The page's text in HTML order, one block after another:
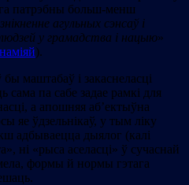
патрэбны больш-менш
знікненне агульных сэнсаў і
у грамадства і нацыю»
).
маштабаў і закаснеласці
сама па сабе задае рамкі для
а апошняя аб’ектыўна
яе ўдзельнікаў, у тым ліку
адбываецца дыялог (калі
ні «рыса аселасці» ў сучаснай
формы й нормы гэтага